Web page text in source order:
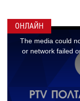
ОНЛАЙН